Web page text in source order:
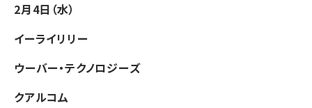
2月4日（水）
イーライリリー
ウーバー・テクノロジーズ
クアルコム